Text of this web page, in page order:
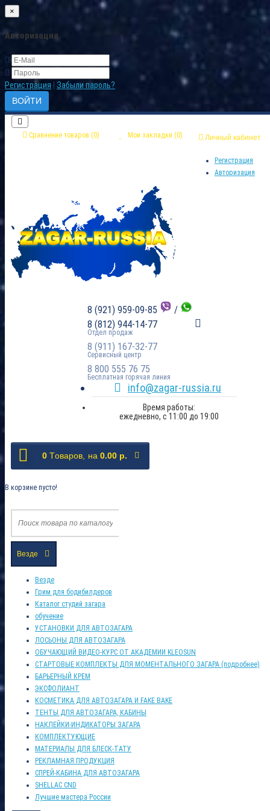
×
Авторизация
Регистрация Забыли пароль?
Личный кабинет
Регистрация
Авторизация
Мои закладки (0)
Сравнение товаров (0)
8 (921) 959-09-85
/
8 (812) 944-14-77
Отдел продаж
8 (911) 167-32-77
Сервисный центр
8 800 555 76 75
Бесплатная горячая линия
info@zagar-russia.ru
Время работы:
ежедневно, с 11:00 до 19:00
0 Tоваров, на 0.00 р.
В корзине пусто!
Везде
Везде
Грим для бодибилдеров
Каталог студий загара
обучение
УСТАНОВКИ ДЛЯ АВТОЗАГАРА
ЛОСЬОНЫ ДЛЯ АВТОЗАГАРА
ОБУЧАЮЩИЙ ВИДЕО-КУРС ОТ АКАДЕМИИ KLEOSUN
СТАРТОВЫЕ КОМПЛЕКТЫ ДЛЯ МОМЕНТАЛЬНОГО ЗАГАРА (подробнее)
БАРЬЕРНЫЙ КРЕМ
ЭКСФОЛИАНТ
КОСМЕТИКА ДЛЯ АВТОЗАГАРА И FAKE BAKE
ТЕНТЫ ДЛЯ АВТОЗАГАРА, КАБИНЫ
НАКЛЕЙКИ-ИНДИКАТОРЫ ЗАГАРА
КОМПЛЕКТУЮЩИЕ
МАТЕРИАЛЫ ДЛЯ БЛЕСК-ТАТУ
РЕКЛАМНАЯ ПРОДУКЦИЯ
СПРЕЙ-КАБИНА ДЛЯ АВТОЗАГАРА
SHELLAC CND
Лучшие мастера России